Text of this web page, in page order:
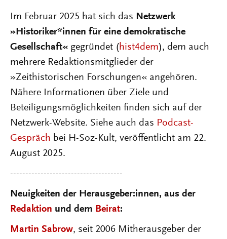
Im Februar 2025 hat sich das Netzwerk
»Historiker*innen für eine demokratische
Gesellschaft« gegründet (hist4dem), dem auch
mehrere Redaktionsmitglieder der
»Zeithistorischen Forschungen« angehören.
Nähere Informationen über Ziele und
Beteiligungsmöglichkeiten finden sich auf der
Netzwerk-Website. Siehe auch das Podcast-
Gespräch bei H-Soz-Kult, veröffentlicht am 22.
August 2025.
-------------------------------------
Neuigkeiten der Herausgeber:innen, aus der
Redaktion und dem Beirat:
Martin Sabrow, seit 2006 Mitherausgeber der